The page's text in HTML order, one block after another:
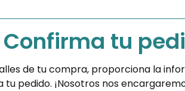
Confirma tu
de tu compra, proporciona la
tu pedido. ¡Nosotros nos